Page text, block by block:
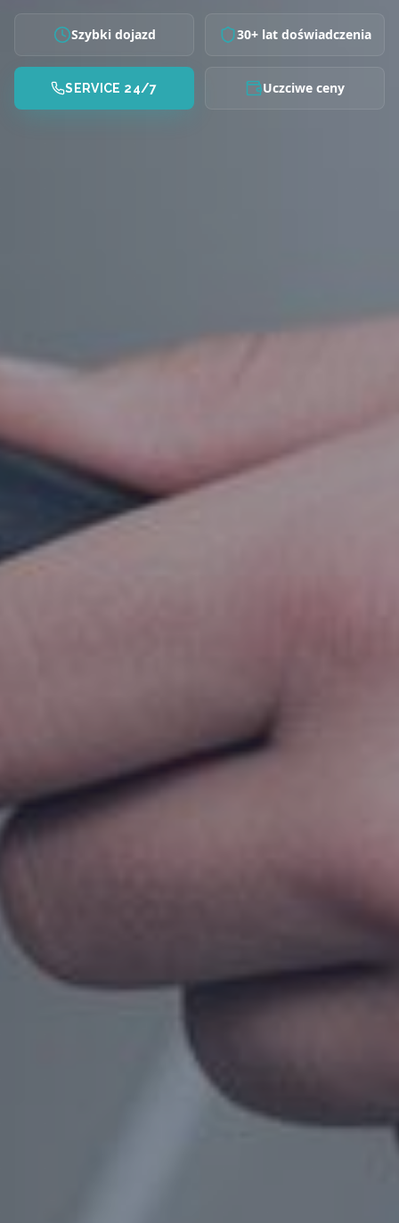
Szybki dojazd 30+ lat doświadczenia
SERVICE 24/7 Uczciwe ceny